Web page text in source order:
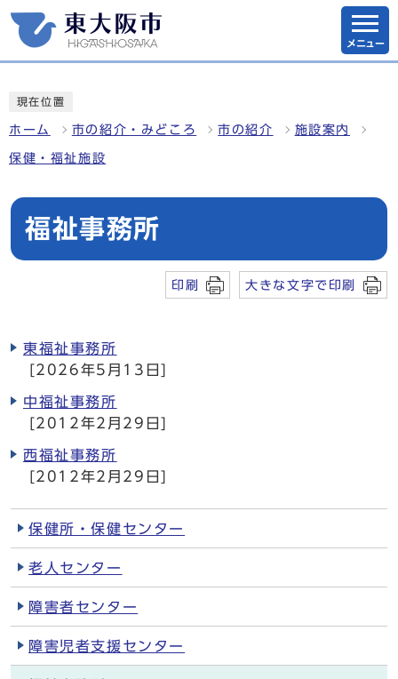
メニュー
現在位置
ホーム 市の紹介・みどころ 市の紹介 施設案内
保健・福祉施設
福祉事務所
印刷 大きな文字で印刷
東福祉事務所
[2026年5月13日]
中福祉事務所
[2012年2月29日]
西福祉事務所
[2012年2月29日]
保健所・保健センター
老人センター
障害者センター
障害児者支援センター